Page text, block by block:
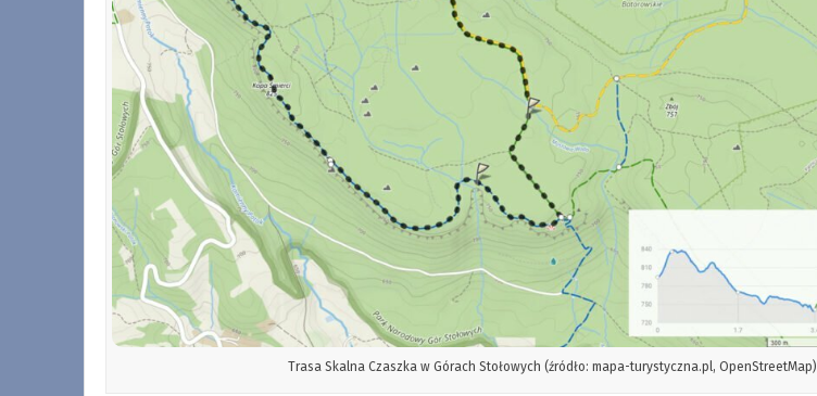
Trasa Skalna Czaszka w Górach Stołowych (źródło: mapa-turystyczna.pl, OpenStreetMap)